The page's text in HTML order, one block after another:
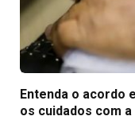
Entenda o acordo
os cuidados com